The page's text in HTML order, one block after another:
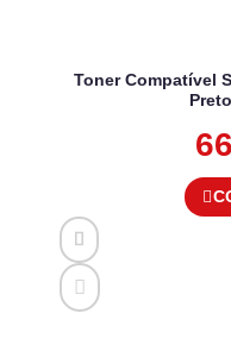
Toner Compatível